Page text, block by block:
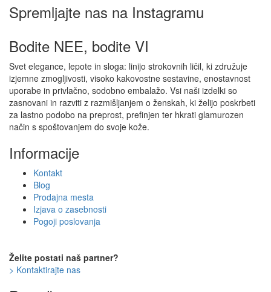
Spremljajte nas na Instagramu
Bodite NEE, bodite VI
Svet elegance, lepote in sloga: linijo strokovnih ličil, ki združuje
izjemne zmogljivosti, visoko kakovostne sestavine, enostavnost
uporabe in privlačno, sodobno embalažo. Vsi naši izdelki so
zasnovani in razviti z razmišljanjem o ženskah, ki želijo poskrbeti
za lastno podobo na preprost, prefinjen ter hkrati glamurozen
način s spoštovanjem do svoje kože.
Informacije
Kontakt
Blog
Prodajna mesta
Izjava o zasebnosti
Pogoji poslovanja
Želite postati naš partner?
> Kontaktirajte nas